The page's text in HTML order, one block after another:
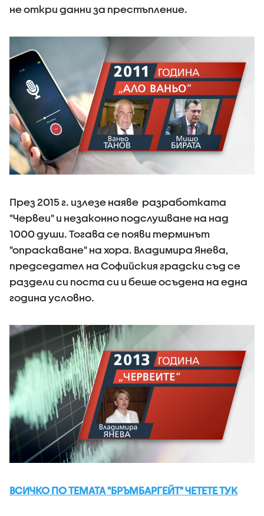
не откри данни за престъпление.
През 2015 г. излезе наяве разработката
"Червеи" и незаконно подслушване на над
1000 души. Тогава се появи терминът
"опраскаване" на хора. Владимира Янева,
председател на Софийския градски съд се
раздели си поста си и беше осъдена на една
година условно.
ВСИЧКО ПО ТЕМАТА "БРЪМБАРГЕЙТ" ЧЕТЕТЕ ТУК